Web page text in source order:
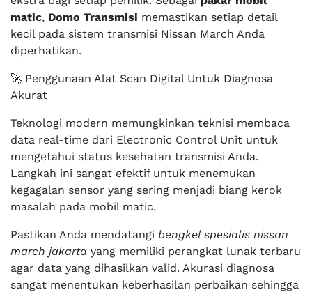
matic, Domo Transmisi memastikan setiap detail
kecil pada sistem transmisi Nissan March Anda
diperhatikan.
🚀 Penggunaan Alat Scan Digital Untuk Diagnosa
Akurat
Teknologi modern memungkinkan teknisi membaca
data real-time dari Electronic Control Unit untuk
mengetahui status kesehatan transmisi Anda.
Langkah ini sangat efektif untuk menemukan
kegagalan sensor yang sering menjadi biang kerok
masalah pada mobil matic.
Pastikan Anda mendatangi bengkel spesialis nissan
march jakarta yang memiliki perangkat lunak terbaru
agar data yang dihasilkan valid. Akurasi diagnosa
sangat menentukan keberhasilan perbaikan sehingga